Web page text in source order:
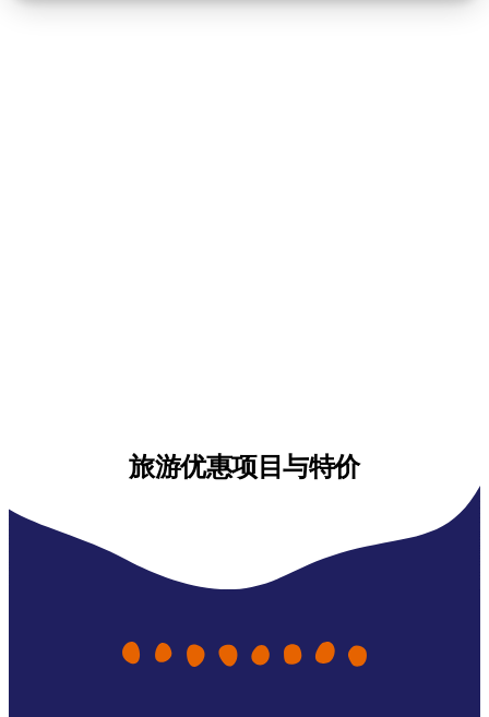
旅游优惠项目与特价